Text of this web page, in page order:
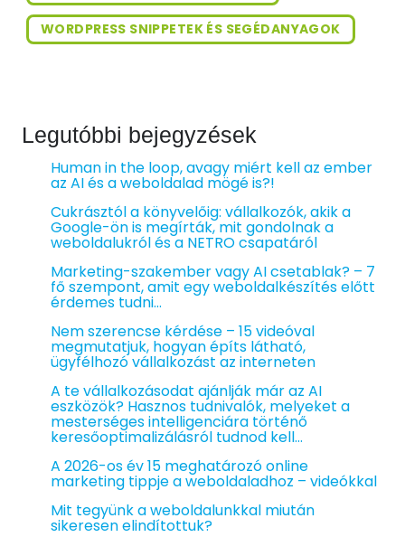
WORDPRESS SNIPPETEK ÉS SEGÉDANYAGOK
Legutóbbi bejegyzések
Human in the loop, avagy miért kell az ember
az AI és a weboldalad mögé is?!
Cukrásztól a könyvelőig: vállalkozók, akik a
Google-ön is megírták, mit gondolnak a
weboldalukról és a NETRO csapatáról
Marketing-szakember vagy AI csetablak? – 7
fő szempont, amit egy weboldalkészítés előtt
érdemes tudni…
Nem szerencse kérdése – 15 videóval
megmutatjuk, hogyan építs látható,
ügyfélhozó vállalkozást az interneten
A te vállalkozásodat ajánlják már az AI
eszközök? Hasznos tudnivalók, melyeket a
mesterséges intelligenciára történő
keresőoptimalizálásról tudnod kell…
A 2026-os év 15 meghatározó online
marketing tippje a weboldaladhoz – videókkal
Mit tegyünk a weboldalunkkal miután
sikeresen elindítottuk?